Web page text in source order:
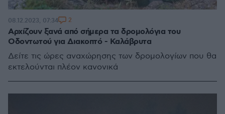
Αρχίζουν ξανά από σήμερα τα δρομολόγια του
Οδοντωτού για Διακοπτό - Καλάβρυτα
Δείτε τις ώρες αναχώρησης των δρομολογίων που θα
εκτελούνται πλέον κανονικά
08.12.2023, 07:34 2